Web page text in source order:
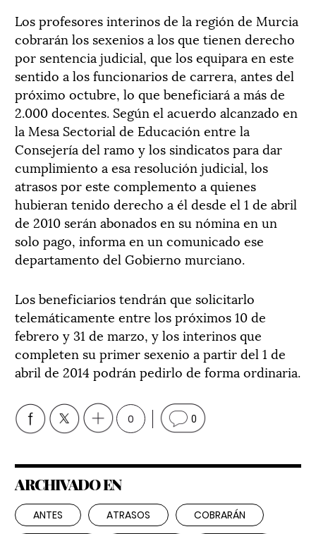
Los profesores interinos de la región de Murcia
cobrarán los sexenios a los que tienen derecho
por sentencia judicial, que los equipara en este
sentido a los funcionarios de carrera, antes del
próximo octubre, lo que beneficiará a más de
2.000 docentes. Según el acuerdo alcanzado en
la Mesa Sectorial de Educación entre la
Consejería del ramo y los sindicatos para dar
cumplimiento a esa resolución judicial, los
atrasos por este complemento a quienes
hubieran tenido derecho a él desde el 1 de abril
de 2010 serán abonados en su nómina en un
solo pago, informa en un comunicado ese
departamento del Gobierno murciano.
Los beneficiarios tendrán que solicitarlo
telemáticamente entre los próximos 10 de
febrero y 31 de marzo, y los interinos que
completen su primer sexenio a partir del 1 de
abril de 2014 podrán pedirlo de forma ordinaria.
0 0
ARCHIVADO EN
ANTES ATRASOS COBRARÁN